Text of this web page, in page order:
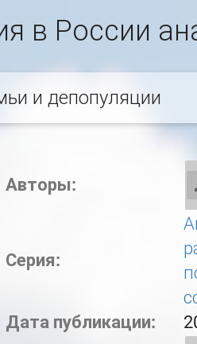
в России
и депопуляции
Авторы:
Серия:
Дата публикации: